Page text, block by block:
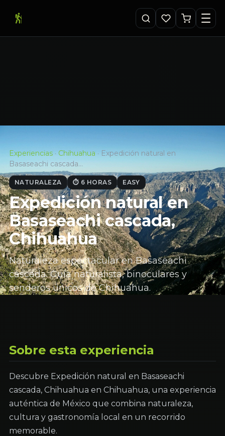
Experiencias · Chihuahua · Expedición natural en
Basaseachi cascada…
NATURALEZA ⏱ 6 HORAS EASY
Expedición natural en
Basaseachi cascada,
Chihuahua
Naturaleza espectacular en Basaseachi
cascada. Guía naturalista, binoculares y
senderos únicos de Chihuahua.
Sobre esta experiencia
Descubre Expedición natural en Basaseachi
cascada, Chihuahua en Chihuahua, una experiencia
auténtica de México que combina naturaleza,
cultura y gastronomía local en un recorrido
memorable.